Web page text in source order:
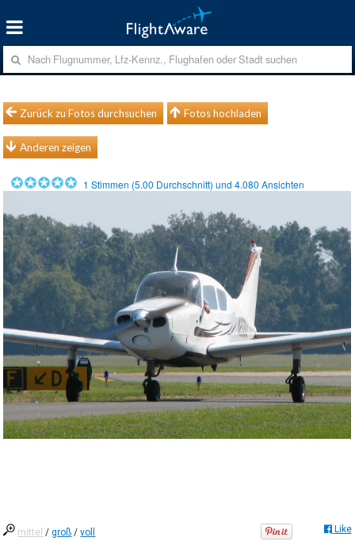
Zurück zu Fotos durchsuchen Fotos hochladen
Anderen zeigen
1 Stimmen (5.00 Durchschnitt) und4.080 Ansichten
mittel /groß /voll Like